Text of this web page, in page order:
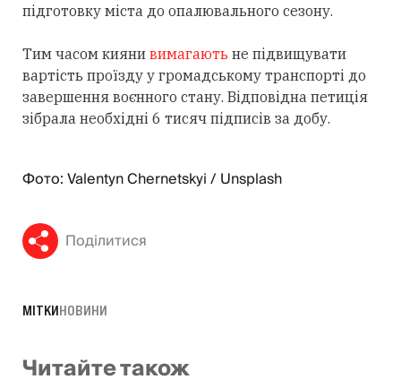
підготовку міста до опалювального сезону.
Тим часом кияни вимагають не підвищувати
вартість проїзду у громадському транспорті до
завершення воєнного стану. Відповідна петиція
зібрала необхідні 6 тисяч підписів за добу.
Фото: Valentyn Chernetskyi / Unsplash
Поділитися
МІТКИНОВИНИ
Читайте також